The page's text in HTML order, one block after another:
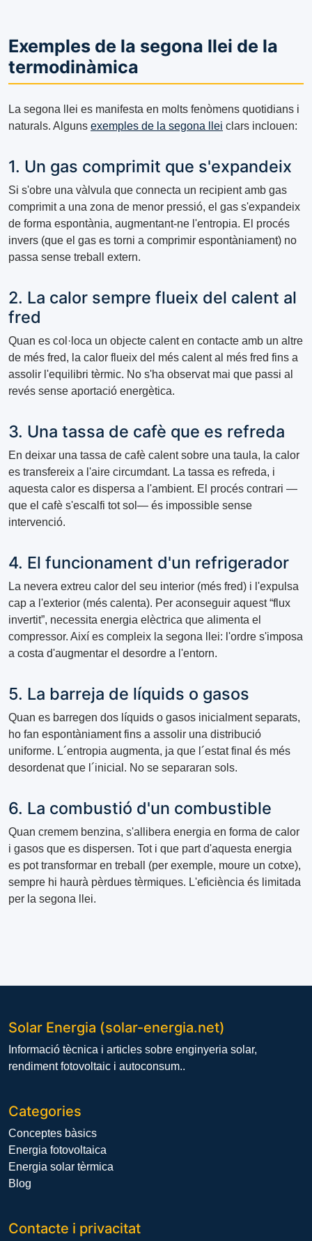
Exemples de la segona llei de la
termodinàmica
La segona llei es manifesta en molts fenòmens quotidians i
naturals. Alguns exemples de la segona llei clars inclouen:
1. Un gas comprimit que s'expandeix
Si s'obre una vàlvula que connecta un recipient amb gas
comprimit a una zona de menor pressió, el gas s'expandeix
de forma espontània, augmentant-ne l'entropia. El procés
invers (que el gas es torni a comprimir espontàniament) no
passa sense treball extern.
2. La calor sempre flueix del calent al
fred
Quan es col·loca un objecte calent en contacte amb un altre
de més fred, la calor flueix del més calent al més fred fins a
assolir l'equilibri tèrmic. No s'ha observat mai que passi al
revés sense aportació energètica.
3. Una tassa de cafè que es refreda
En deixar una tassa de cafè calent sobre una taula, la calor
es transfereix a l'aire circumdant. La tassa es refreda, i
aquesta calor es dispersa a l'ambient. El procés contrari —
que el cafè s'escalfi tot sol— és impossible sense
intervenció.
4. El funcionament d'un refrigerador
La nevera extreu calor del seu interior (més fred) i l'expulsa
cap a l'exterior (més calenta). Per aconseguir aquest “flux
invertit”, necessita energia elèctrica que alimenta el
compressor. Així es compleix la segona llei: l'ordre s'imposa
a costa d'augmentar el desordre a l'entorn.
5. La barreja de líquids o gasos
Quan es barregen dos líquids o gasos inicialment separats,
ho fan espontàniament fins a assolir una distribució
uniforme. L´entropia augmenta, ja que l´estat final és més
desordenat que l´inicial. No se separaran sols.
6. La combustió d'un combustible
Quan cremem benzina, s'allibera energia en forma de calor
i gasos que es dispersen. Tot i que part d'aquesta energia
es pot transformar en treball (per exemple, moure un cotxe),
sempre hi haurà pèrdues tèrmiques. L'eficiència és limitada
per la segona llei.
Solar Energia (solar-energia.net)
Informació tècnica i articles sobre enginyeria solar,
rendiment fotovoltaic i autoconsum..
Categories
Conceptes bàsics
Energia fotovoltaica
Energia solar tèrmica
Blog
Contacte i privacitat